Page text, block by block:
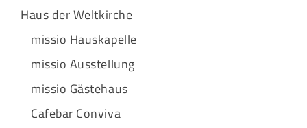
Haus der Weltkirche
missio Hauskapelle
missio Ausstellung
missio Gästehaus
Cafebar Conviva